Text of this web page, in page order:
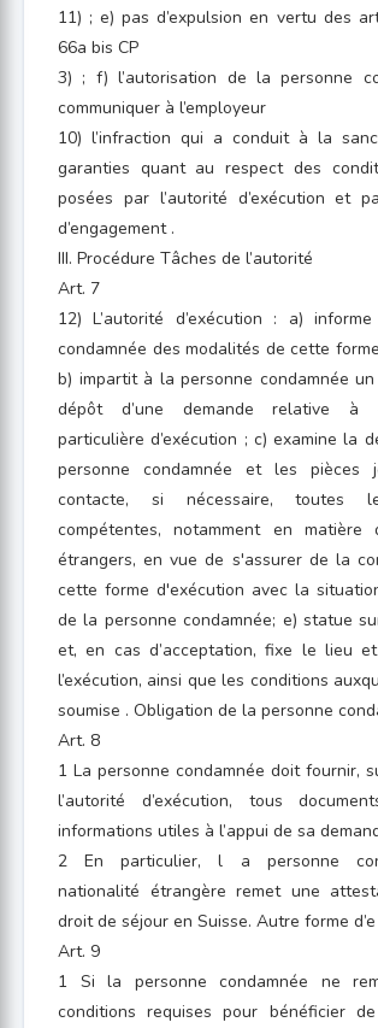
11) ; e) pas d’expulsion en vertu des
66a bis CP
3) ; f) l’autorisation de la personne
communiquer à l’employeur
10) l’infraction qui a conduit à la
garanties quant au respect des
posées par l’autorité d’exécution et
d’engagement .
III. Procédure Tâches de l’autorité
Art. 7
12) L’autorité d’exécution : a)
condamnée des modalités de cette
b) impartit à la personne condamnée
dépôt d’une demande relative à
particulière d’exécution ; c) examine la
personne condamnée et les
contacte, si nécessaire, toutes
compétentes, notamment en
étrangers, en vue de s'assurer de la
cette forme d'exécution avec la
de la personne condamnée; e) statue
et, en cas d’acceptation, fixe le lieu
l’exécution, ainsi que les conditions
soumise . Obligation de la personne
Art. 8
1 La personne condamnée doit fournir,
l’autorité d’exécution, tous
informations utiles à l’appui de sa
2 En particulier, l a personne
nationalité étrangère remet une
droit de séjour en Suisse. Autre forme
Art. 9
1 Si la personne condamnée ne
conditions requises pour bénéficier